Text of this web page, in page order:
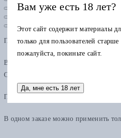
Подарочная карта
В одном заказе можно применить
Остаток по карте можно использовать
Промокод
В одном заказе можно применить
Вам уже есть 18 лет?
Этот сайт содержит материалы
только для пользователей
пожалуйста, покиньте сайт.
Да, мне есть 18 лет